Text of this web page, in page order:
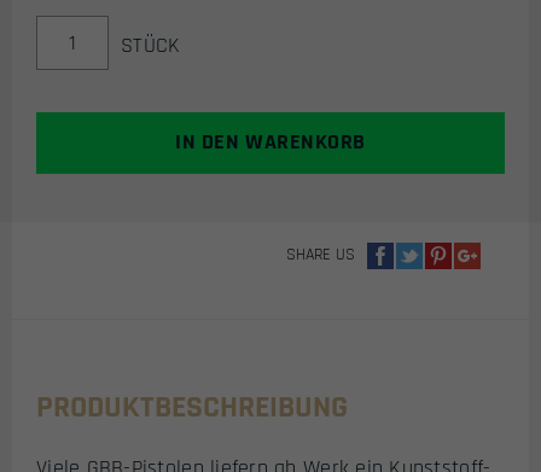
ADJUSTMENT
/
STÜCK
IN DEN WARENKORB
SHARE US
PRODUKTBESCHREIBUNG